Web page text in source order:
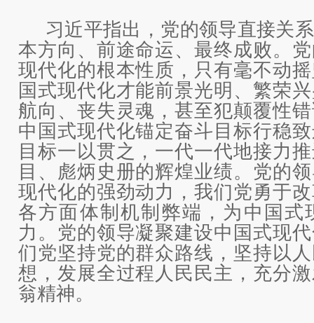
习近平指出，党的领导直接关
本方向、前途命运、最终成败。
现代化的根本性质，只有毫不动
国式现代化才能前景光明、繁荣
航向、丧失灵魂，甚至犯颠覆性
中国式现代化锚定奋斗目标行稳
目标一以贯之，一代一代地接力
目、彪炳史册的辉煌业绩。党的
现代化的强劲动力，我们党勇于
各方面体制机制弊端，为中国式
力。党的领导凝聚建设中国式现
们党坚持党的群众路线，坚持以
想，发展全过程人民民主，充分
翁精神。